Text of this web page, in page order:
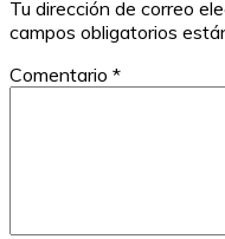
Tu dirección de correo
campos obligatorios
Comentario *